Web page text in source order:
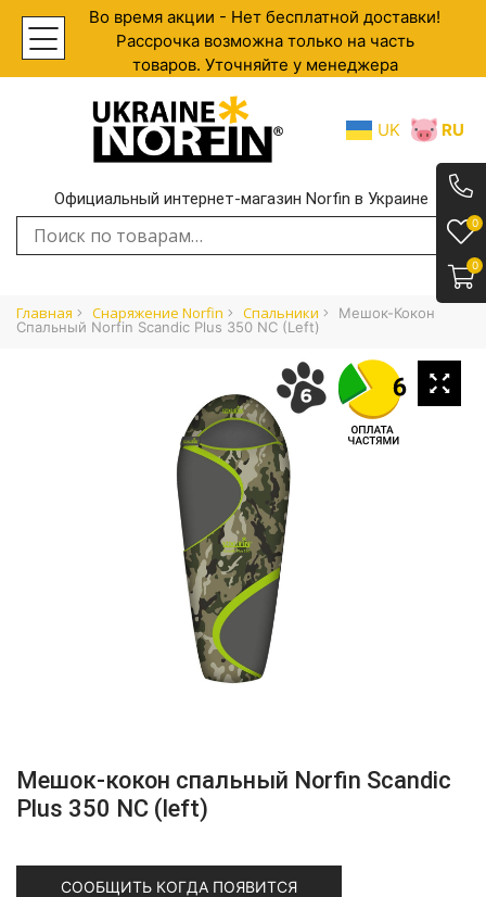
Во время акции - Нет бесплатной доставки!
Рассрочка возможна только на часть
товаров. Уточняйте у менеджера
UK RU
Официальный интернет-магазин Norfin в Украине
Искать:
Главная Снаряжение Norfin Спальники
Мешок-Кокон
Спальный Norfin Scandic Plus 350 NC (left)
0
0
Мешок-кокон спальный Norfin Scandic
Plus 350 NC (left)
СООБЩИТЬ КОГДА ПОЯВИТСЯ